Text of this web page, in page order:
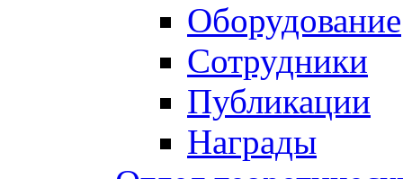
Оборудование
Сотрудники
Публикации
Награды